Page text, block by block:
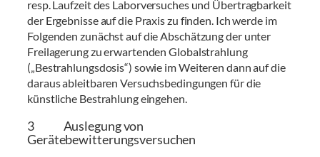
resp. Laufzeit des Laborversuches und Übertragbarkeit
der Ergebnisse auf die Praxis zu finden. Ich werde im
Folgenden zunächst auf die Abschätzung der unter
Freilagerung zu erwartenden Globalstrahlung
(„Bestrahlungsdosis“) sowie im Weiteren dann auf die
daraus ableitbaren Versuchsbedingungen für die
künstliche Bestrahlung eingehen.
3 Auslegung von
Gerätebewitterungsversuchen